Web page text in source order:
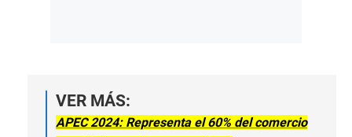
VER MÁS:
APEC 2024: Representa el 60% del comercio